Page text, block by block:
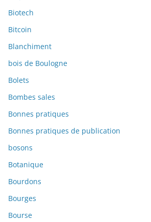
Biotech
Bitcoin
Blanchiment
bois de Boulogne
Bolets
Bombes sales
Bonnes pratiques
Bonnes pratiques de publication
bosons
Botanique
Bourdons
Bourges
Bourse